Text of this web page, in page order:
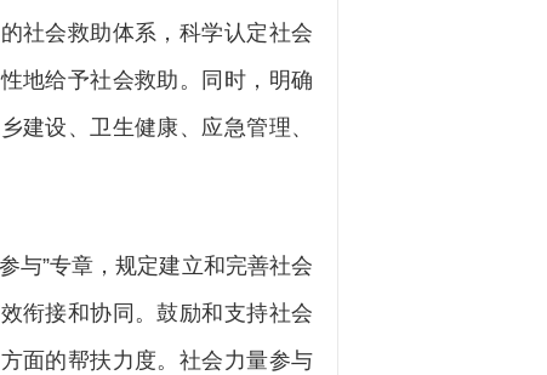
社会救助体系，科学认定社会
地给予社会救助。同时，明确
建设、卫生健康、应急管理、
”专章，规定建立和完善社会
衔接和协同。鼓励和支持社会
面的帮扶力度。社会力量参与